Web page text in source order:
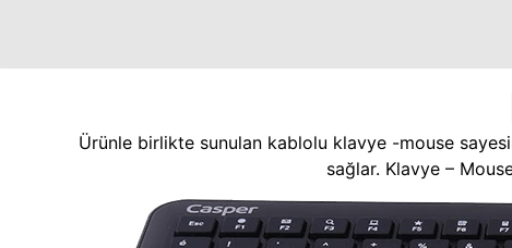
Ürünle birlikte sunulan kablolu klavye -mouse
sağlar. Klavye –